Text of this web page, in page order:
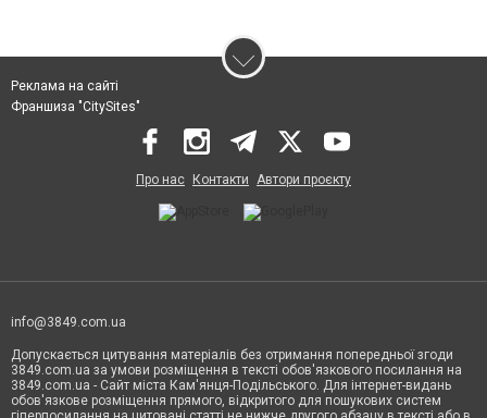
Реклама на сайті
Франшиза "CitySites"
Про нас Контакти Автори проєкту
info@3849.com.ua
Допускається цитування матеріалів без отримання попередньої згоди
3849.com.ua за умови розміщення в тексті обов'язкового посилання на
3849.com.ua - Сайт міста Кам'янця-Подільського. Для інтернет-видань
обов'язкове розміщення прямого, відкритого для пошукових систем